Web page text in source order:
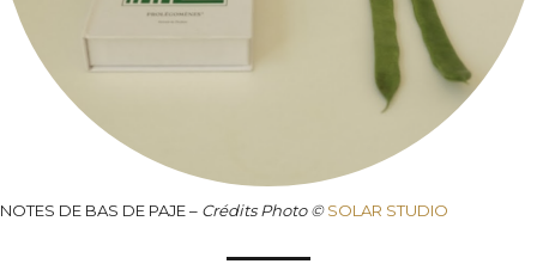
NOTES DE BAS DE PAJE – Crédits Photo © SOLAR STUDIO